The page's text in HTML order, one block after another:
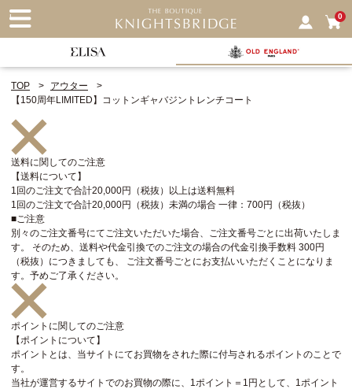
0
TOP
アウター
【150周年LIMITED】コットンギャバジントレンチコート
送料に関してのご注意
【送料について】
1回のご注文で合計20,000円（税抜）以上は送料無料
1回のご注文で合計20,000円（税抜）未満の場合 一律：700円（税抜）
■ご注意
別々のご注文番号にてご注文いただいた場合、ご注文番号ごとに出荷いたしま
す。 そのため、送料や代金引換でのご注文の場合の代金引換手数料 300円
（税抜）につきましても、 ご注文番号ごとにお支払いいただくことになりま
す。予めご了承ください。
ポイントに関してのご注意
【ポイントについて】
ポイントとは、当サイトにてお買物をされた際に付与されるポイントのことで
す。
当社が運営するサイトでのお買物の際に、1ポイント＝1円として、1ポイント